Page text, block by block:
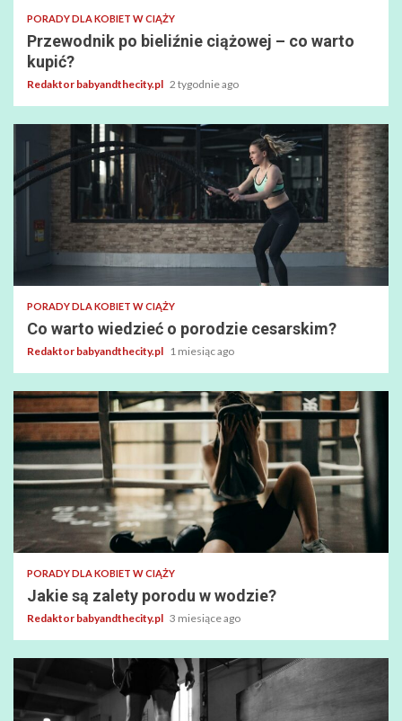
PORADY DLA KOBIET W CIĄŻY
Przewodnik po bieliźnie ciążowej – co warto
kupić?
Redaktor babyandthecity.pl 2 tygodnie ago
PORADY DLA KOBIET W CIĄŻY
Co warto wiedzieć o porodzie cesarskim?
Redaktor babyandthecity.pl 1 miesiąc ago
PORADY DLA KOBIET W CIĄŻY
Jakie są zalety porodu w wodzie?
Redaktor babyandthecity.pl 3 miesiące ago